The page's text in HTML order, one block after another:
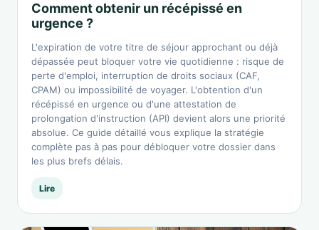
Comment obtenir un récépissé en
urgence ?
L'expiration de votre titre de séjour approchant ou déjà
dépassée peut bloquer votre vie quotidienne : risque de
perte d'emploi, interruption de droits sociaux (CAF,
CPAM) ou impossibilité de voyager. L'obtention d'un
récépissé en urgence ou d'une attestation de
prolongation d'instruction (API) devient alors une priorité
absolue. Ce guide détaillé vous explique la stratégie
complète pas à pas pour débloquer votre dossier dans
les plus brefs délais.
Lire